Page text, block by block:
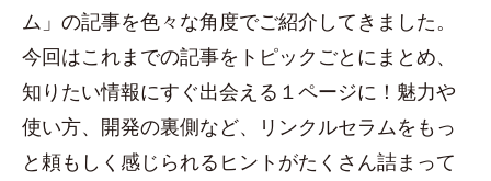
ム」の記事を色々な角度でご紹介してきました。
今回はこれまでの記事をトピックごとにまとめ、
知りたい情報にすぐ出会える１ページに！魅力や
使い方、開発の裏側など、リンクルセラムをもっ
と頼もしく感じられるヒントがたくさん詰まって